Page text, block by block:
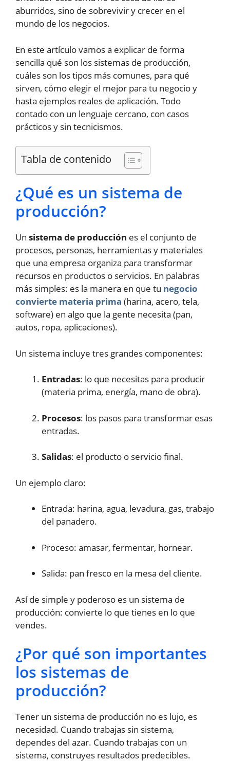
aburridos, sino de sobrevivir y crecer en el
mundo de los negocios.
En este artículo vamos a explicar de forma
sencilla qué son los sistemas de producción,
cuáles son los tipos más comunes, para qué
sirven, cómo elegir el mejor para tu negocio y
hasta ejemplos reales de aplicación. Todo
contado con un lenguaje cercano, con casos
prácticos y sin tecnicismos.
Tabla de contenido
¿Qué es un sistema de
producción?
Un sistema de producción es el conjunto de
procesos, personas, herramientas y materiales
que una empresa organiza para transformar
recursos en productos o servicios. En palabras
más simples: es la manera en que tu negocio
convierte materia prima (harina, acero, tela,
software) en algo que la gente necesita (pan,
autos, ropa, aplicaciones).
Un sistema incluye tres grandes componentes:
Entradas: lo que necesitas para producir
(materia prima, energía, mano de obra).
Procesos: los pasos para transformar esas
entradas.
Salidas: el producto o servicio final.
Un ejemplo claro:
Entrada: harina, agua, levadura, gas, trabajo
del panadero.
Proceso: amasar, fermentar, hornear.
Salida: pan fresco en la mesa del cliente.
Así de simple y poderoso es un sistema de
producción: convierte lo que tienes en lo que
vendes.
¿Por qué son importantes
los sistemas de
producción?
Tener un sistema de producción no es lujo, es
necesidad. Cuando trabajas sin sistema,
dependes del azar. Cuando trabajas con un
sistema, construyes resultados predecibles.